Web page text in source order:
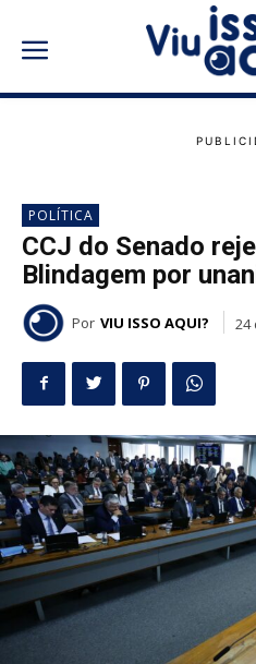
POLÍTICA
CCJ do Senado
Blindagem por
Por VIU ISSO AQUI? 24